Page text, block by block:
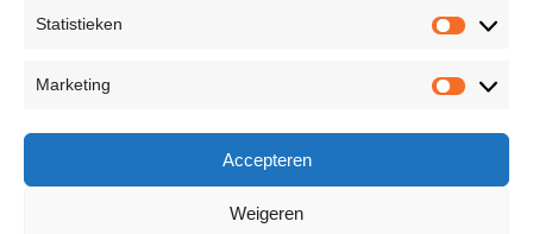
Statistieken
Marketing
Accepteren
Weigeren